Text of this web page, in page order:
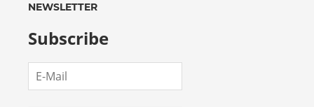
NEWSLETTER
Subscribe